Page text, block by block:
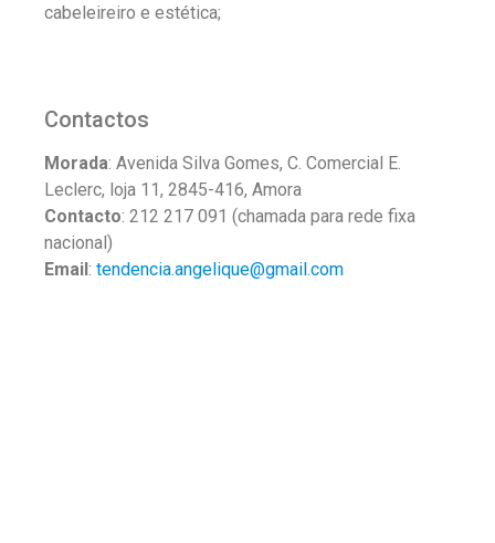
cabeleireiro e estética;
Contactos
Morada: Avenida Silva Gomes, C. Comercial E.
Leclerc, loja 11, 2845-416, Amora
Contacto: 212 217 091 (chamada para rede fixa
nacional)
Email : tendencia.angelique@gmail.com